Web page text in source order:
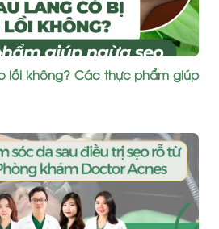
lồi không? Các thực phẩm giúp